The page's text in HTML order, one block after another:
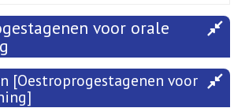
voor orale
[Oestroprogestagenen voor